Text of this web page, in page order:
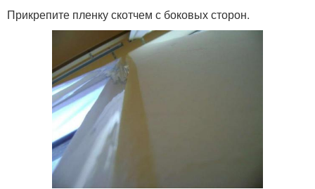
Прикрепите пленку скотчем с боковых сторон.